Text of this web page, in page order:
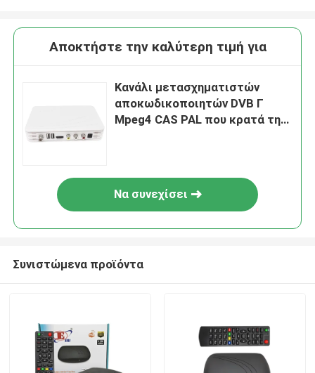
Αποκτήστε την καλύτερη τιμή για
Κανάλι μετασχηματιστών
αποκωδικοποιητών DVB Γ
Mpeg4 CAS PAL που κρατά τη
Να συνεχίσει
Συνιστώμενα προϊόντα